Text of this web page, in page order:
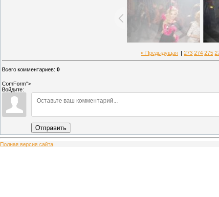
« Предыдущая 273 274 275
Всего комментариев: 0
ComForm">
Войдите:
Отправить
Полная версия сайта